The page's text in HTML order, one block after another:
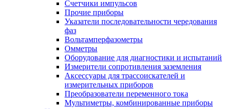
Счетчики импульсов
Прочие приборы
Указатели последовательности чередования
фаз
Вольтамперфазометры
Омметры
Оборудование для диагностики и испытаний
Измерители сопротивления заземления
Аксессуары для трассоискателей и
измерительных приборов
Преобразователи переменного тока
Мультиметры, комбинированные приборы